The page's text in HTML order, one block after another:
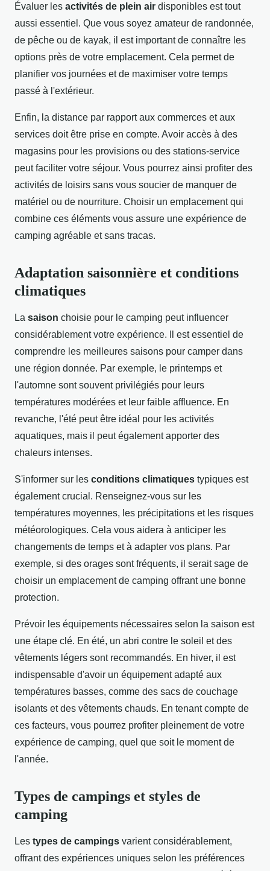
Évaluer les activités de plein air disponibles est tout
aussi essentiel. Que vous soyez amateur de randonnée,
de pêche ou de kayak, il est important de connaître les
options près de votre emplacement. Cela permet de
planifier vos journées et de maximiser votre temps
passé à l'extérieur.
Enfin, la distance par rapport aux commerces et aux
services doit être prise en compte. Avoir accès à des
magasins pour les provisions ou des stations-service
peut faciliter votre séjour. Vous pourrez ainsi profiter des
activités de loisirs sans vous soucier de manquer de
matériel ou de nourriture. Choisir un emplacement qui
combine ces éléments vous assure une expérience de
camping agréable et sans tracas.
Adaptation saisonnière et conditions
climatiques
La saison choisie pour le camping peut influencer
considérablement votre expérience. Il est essentiel de
comprendre les meilleures saisons pour camper dans
une région donnée. Par exemple, le printemps et
l'automne sont souvent privilégiés pour leurs
températures modérées et leur faible affluence. En
revanche, l'été peut être idéal pour les activités
aquatiques, mais il peut également apporter des
chaleurs intenses.
S'informer sur les conditions climatiques typiques est
également crucial. Renseignez-vous sur les
températures moyennes, les précipitations et les risques
météorologiques. Cela vous aidera à anticiper les
changements de temps et à adapter vos plans. Par
exemple, si des orages sont fréquents, il serait sage de
choisir un emplacement de camping offrant une bonne
protection.
Prévoir les équipements nécessaires selon la saison est
une étape clé. En été, un abri contre le soleil et des
vêtements légers sont recommandés. En hiver, il est
indispensable d'avoir un équipement adapté aux
températures basses, comme des sacs de couchage
isolants et des vêtements chauds. En tenant compte de
ces facteurs, vous pourrez profiter pleinement de votre
expérience de camping, quel que soit le moment de
l'année.
Types de campings et styles de
camping
Les types de campings varient considérablement,
offrant des expériences uniques selon les préférences